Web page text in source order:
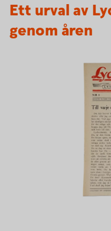
Ett urval av
genom åren